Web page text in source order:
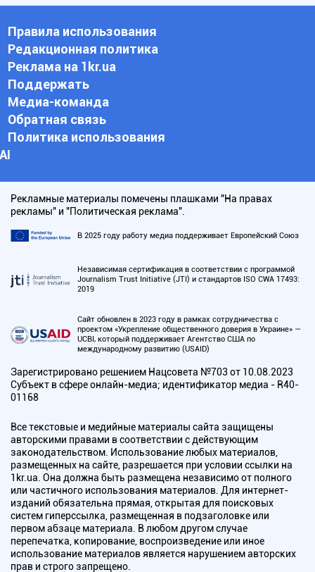
Правила использования
Редакционная политика
Реклама на 1kr.ua
Поддержать
Медиа-команда
Обратная связь
Политика использования
АI
Рекламные материалы помечены плашками "На правах
рекламы" и "Политическая реклама".
В 2025 году работу медиа поддерживает Европейский Союз
Независимая сертификация в соответствии с программой
Journalism Trust Initiative (JTI) и стандартов ISO CWA 17493:
2019
Сайт обновлен в 2023 году в рамках сотрудничества с
проектом «Укрепление общественного доверия в Украине» —
UCBI, который поддерживает Агентство США по
международному развитию (USAID)
Зарегистрировано решением Нацсовета №703 от 10.08.2023
Субъект в сфере онлайн-медиа; идентификатор медиа - R40-
01168
Все текстовые и медийные материалы сайта защищены
авторскими правами в соответствии с действующим
законодательством. Использование любых материалов,
размещенных на сайте, разрешается при условии ссылки на
1kr.ua. Она должна быть размещена независимо от полного
или частичного использования материалов. Для интернет-
изданий обязательна прямая, открытая для поисковых
систем гиперссылка, размещенная в подзаголовке или
первом абзаце материала. В любом другом случае
перепечатка, копирование, воспроизведение или иное
использование материалов является нарушением авторских
прав и строго запрещено.